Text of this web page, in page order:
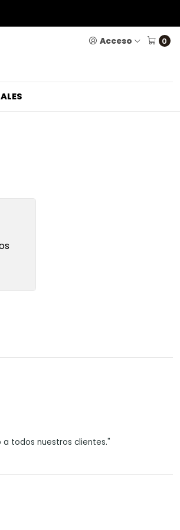
Acceso 0
todos nuestros clientes."